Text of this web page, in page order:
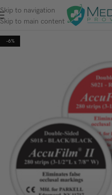
Skip to navigation
Skip to main content
-6%